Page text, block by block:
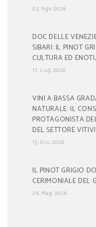
03, Ago 2026
DOC DELLE
SIBARI: IL PINOT
CULTURA ED
17, Lug 2026
VINI A BASSA
NATURALE: IL
PROTAGONISTA
DEL SETTORE
15, Giu 2026
IL PINOT GRIGIO
CERIMONIALE DEL
29, Mag 2026